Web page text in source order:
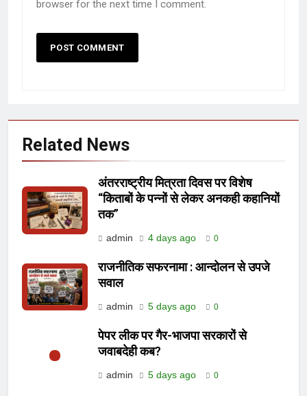
browser for the next time I comment.
Related News
अंतरराष्ट्रीय मित्रता दिवस पर विशेष
“किताबों के पन्नों से लेकर अनकही कहानियों
तक”
admin 4 days ago 0
राजनीतिक सफरनामा : आन्दोलन से उपजे
सवाल
admin 5 days ago 0
पेपर लीक पर गैर-भाजपा सरकारों से
जवाबदेही कब?
admin 5 days ago 0